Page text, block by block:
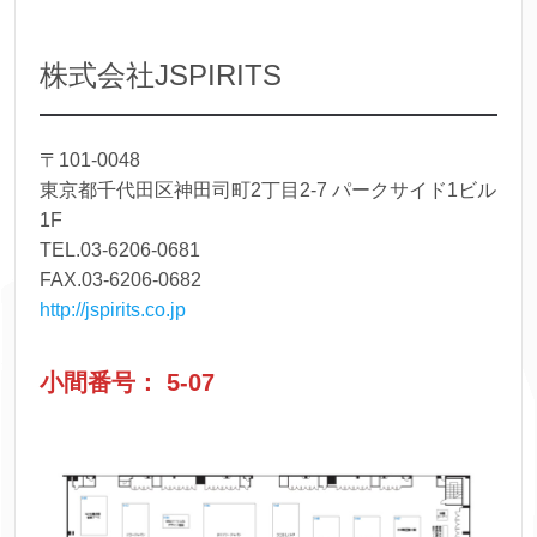
株式会社JSPIRITS
〒101-0048
東京都千代田区神田司町2丁目2-7 パークサイド1ビル
1F
TEL.03-6206-0681
FAX.03-6206-0682
http://jspirits.co.jp
小間番号： 5-07